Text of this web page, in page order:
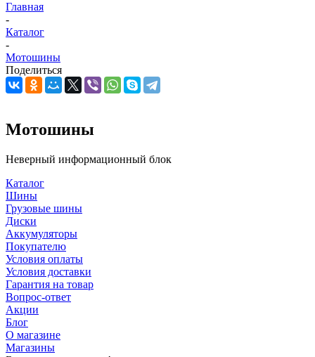
Главная
-
Каталог
-
Мотошины
Поделиться
Мотошины
Неверный информационный блок
Каталог
Шины
Грузовые шины
Диски
Аккумуляторы
Покупателю
Условия оплаты
Условия доставки
Гарантия на товар
Вопрос-ответ
Акции
Блог
О магазине
Магазины